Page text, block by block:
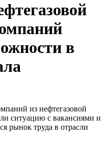
в
из нефтегазовой
ситуацию с вакансиями и
рынок труда в отрасли